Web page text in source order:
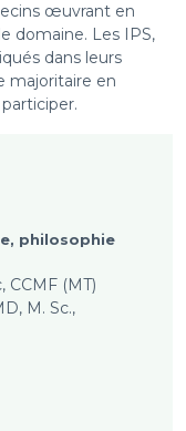
œuvrant en
domaine. Les IPS,
dans leurs
majoritaire en
philosophie
CCMF (MT)
M. Sc.,